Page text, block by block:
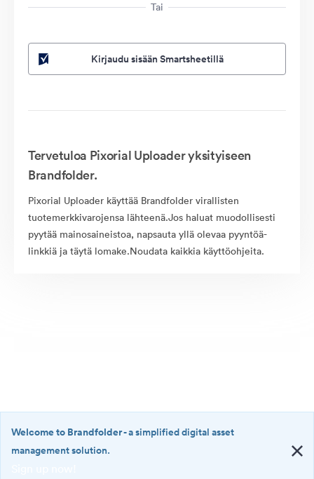
Tai
Kirjaudu sisään Smartsheetillä
Tervetuloa Pixorial Uploader yksityiseen
Brandfolder.
Pixorial Uploader käyttää Brandfolder virallisten
tuotemerkkivarojensa lähteenä.Jos haluat muodollisesti
pyytää mainosaineistoa, napsauta yllä olevaa pyyntöä-
linkkiä ja täytä lomake.Noudata kaikkia käyttöohjeita.
Welcome to Brandfolder- a simplified digital asset
management solution.